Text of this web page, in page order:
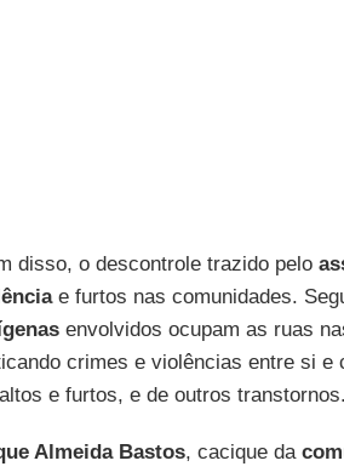
disso, o descontrole trazido pelo
e furtos nas comunidades.
envolvidos ocupam as ruas
crimes e violências entre si
e furtos, e de outros transtornos.
Almeida Bastos, cacique da